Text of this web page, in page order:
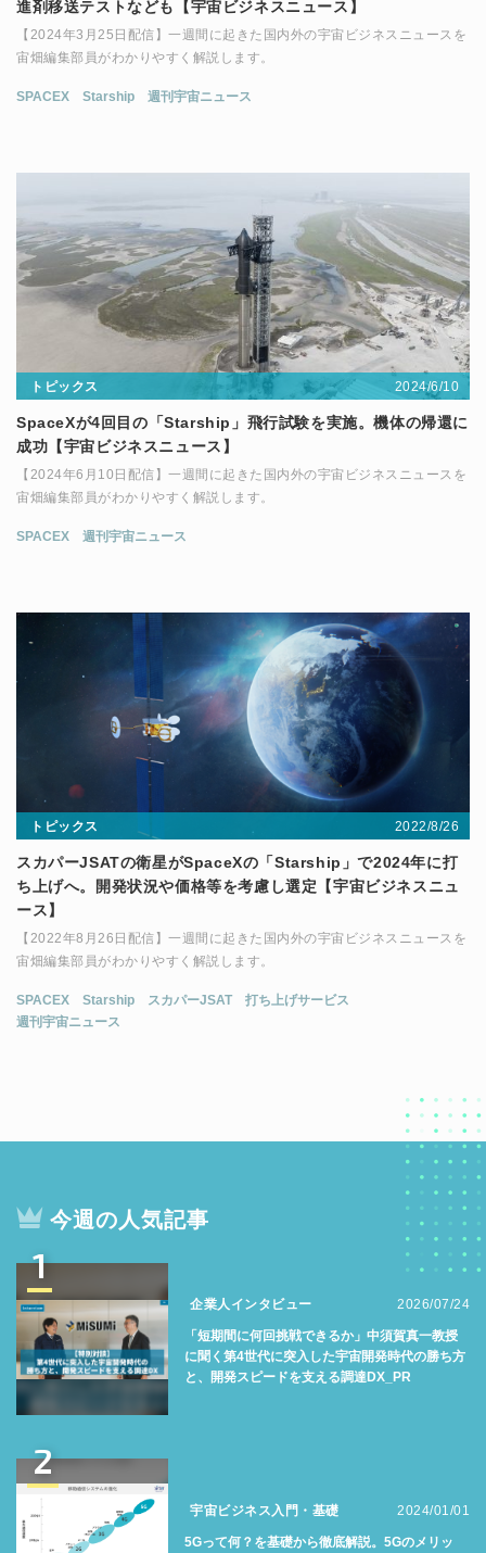
進剤移送テストなども【宇宙ビジネスニュース】
【2024年3月25日配信】一週間に起きた国内外の宇宙ビジネスニュースを
宙畑編集部員がわかりやすく解説します。
SPACEX Starship 週刊宇宙ニュース
トピックス 2024/6/10
SpaceXが4回目の「Starship」飛行試験を実施。機体の帰還に
成功【宇宙ビジネスニュース】
【2024年6月10日配信】一週間に起きた国内外の宇宙ビジネスニュースを
宙畑編集部員がわかりやすく解説します。
SPACEX 週刊宇宙ニュース
トピックス 2022/8/26
スカパーJSATの衛星がSpaceXの「Starship」で2024年に打
ち上げへ。開発状況や価格等を考慮し選定【宇宙ビジネスニュ
ース】
【2022年8月26日配信】一週間に起きた国内外の宇宙ビジネスニュースを
宙畑編集部員がわかりやすく解説します。
SPACEX Starship スカパーJSAT
打ち上げサービス
週刊宇宙ニュース
今週の人気記事
1
企業人インタビュー 2026/07/24
「短期間に何回挑戦できるか」中須賀真一教授
に聞く第4世代に突入した宇宙開発時代の勝ち方
と、開発スピードを支える調達DX_PR
2
宇宙ビジネス入門・基礎 2024/01/01
5Gって何？を基礎から徹底解説。5Gのメリッ